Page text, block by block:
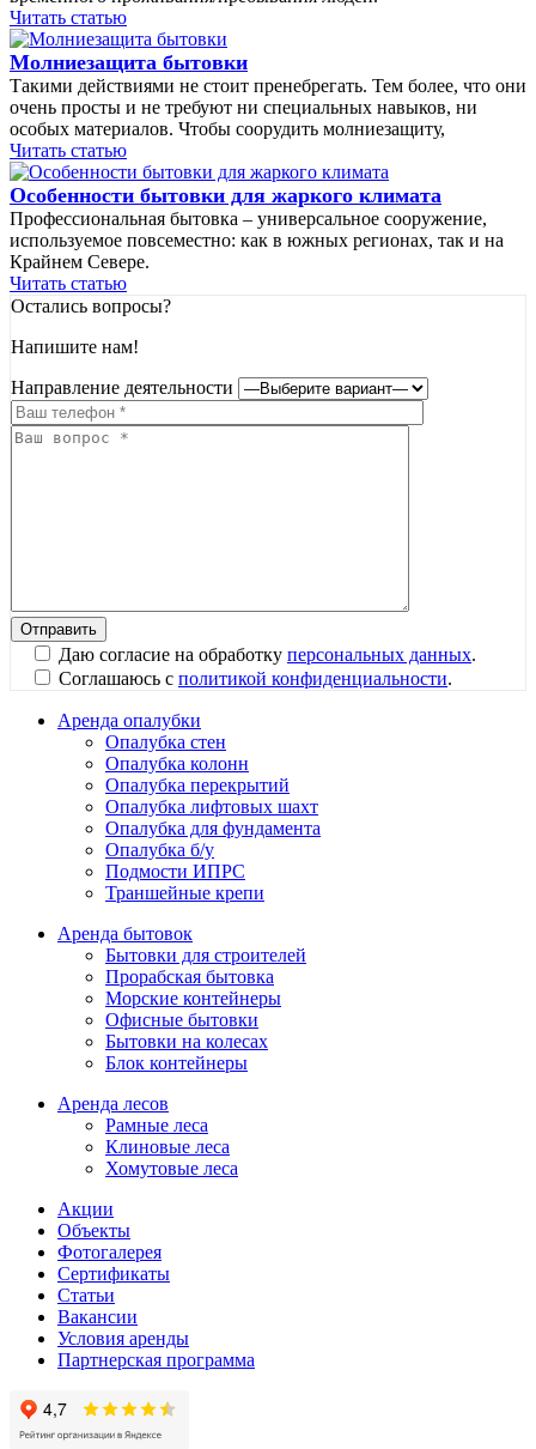
Читать статью
Молниезащита бытовки
Такими действиями не стоит пренебрегать. Тем более, что они
очень просты и не требуют ни специальных навыков, ни
особых материалов. Чтобы соорудить молниезащиту,
Читать статью
Особенности бытовки для жаркого климата
Профессиональная бытовка – универсальное сооружение,
используемое повсеместно: как в южных регионах, так и на
Крайнем Севере.
Читать статью
Остались вопросы?
Напишите нам!
Направление деятельности
Даю согласие на обработку персональных данных.
Соглашаюсь с политикой конфиденциальности.
Аренда опалубки
Опалубка стен
Опалубка колонн
Опалубка перекрытий
Опалубка лифтовых шахт
Опалубка для фундамента
Опалубка б/у
Подмости ИПРС
Траншейные крепи
Аренда бытовок
Бытовки для строителей
Прорабская бытовка
Морские контейнеры
Офисные бытовки
Бытовки на колесах
Блок контейнеры
Аренда лесов
Рамные леса
Клиновые леса
Хомутовые леса
Акции
Объекты
Фотогалерея
Сертификаты
Статьи
Вакансии
Условия аренды
Партнерская программа